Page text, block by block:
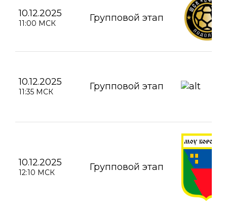
10.12.2025
11:00 МСК Групповой этап
10.12.2025
11:35 МСК Групповой этап
10.12.2025
12:10 МСК Групповой этап